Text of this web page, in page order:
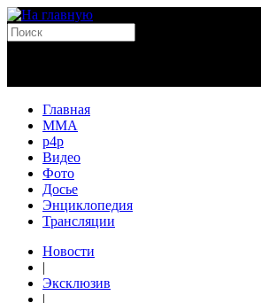
Главная
MMA
p4p
Видео
Фото
Досье
Энциклопедия
Трансляции
Новости
|
Эксклюзив
|